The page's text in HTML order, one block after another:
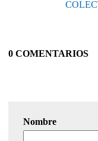
0 COMENTARIOS
Nombre